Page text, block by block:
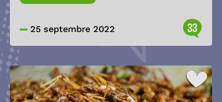
25 septembre 2022 33